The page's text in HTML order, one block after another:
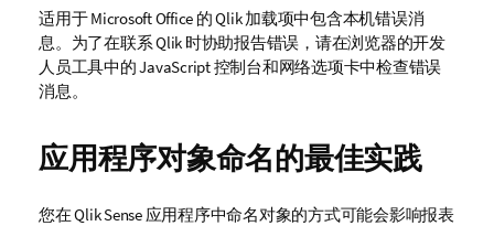
适用于Microsoft Office 的Qlik加载项中包含本机错误消
息。为了在联系Qlik 时协助报告错误，请在浏览器的开发
人员工具中的 JavaScript 控制台和网络选项卡中检查错误
消息。
应用程序对象命名的最佳实践
您在Qlik Sense应用程序中命名对象的方式可能会影响报表